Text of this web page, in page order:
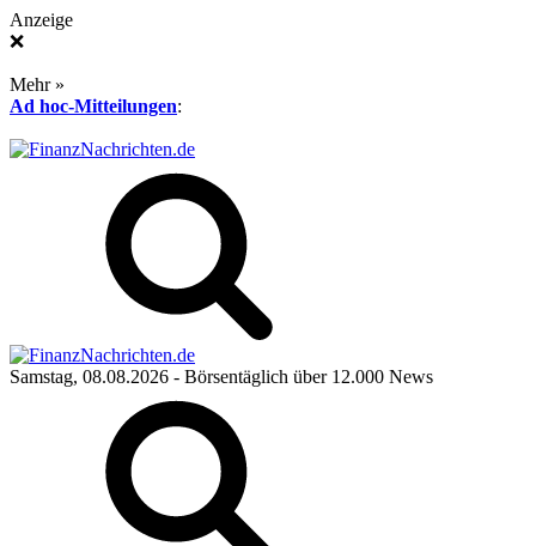
Anzeige
❌
Mehr »
Ad hoc-Mitteilungen:
Samstag, 08.08.2026 - Börsentäglich über 12.000 News